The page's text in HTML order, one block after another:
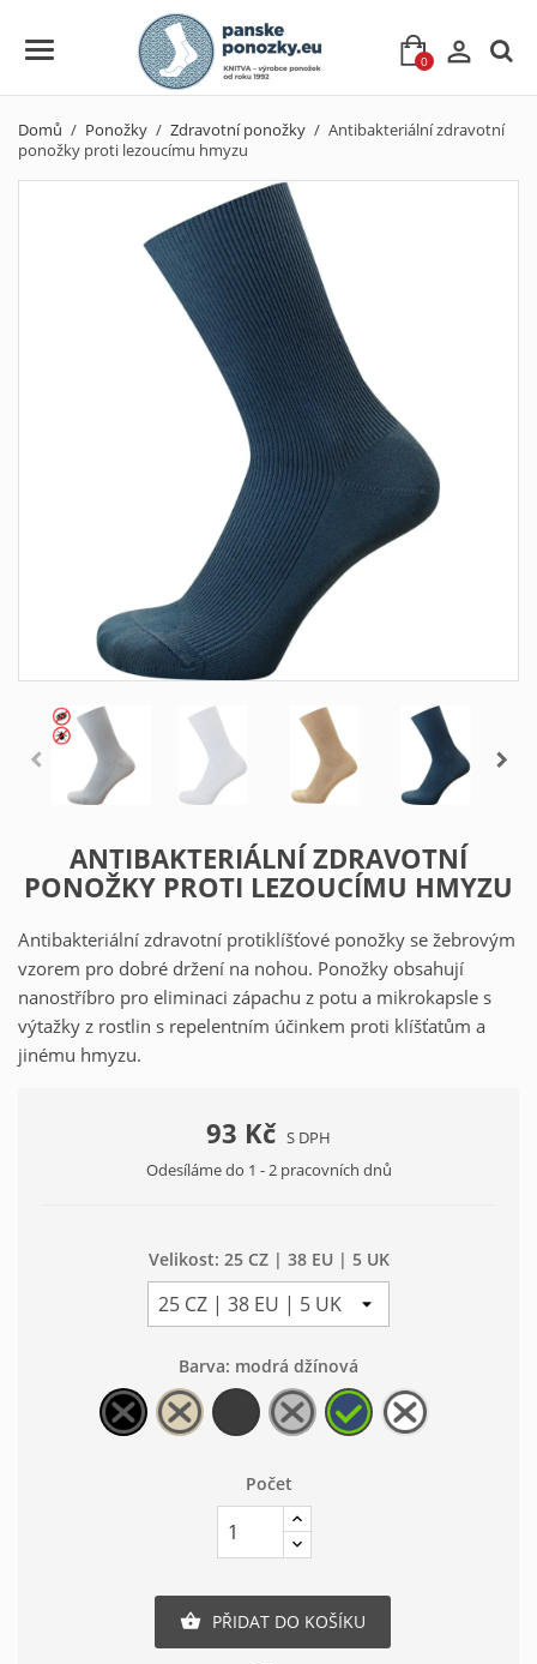
0 
Domů Ponožky Zdravotní ponožky
Antibakteriální zdravotní
ponožky proti lezoucímu hmyzu
ANTIBAKTERIÁLNÍ ZDRAVOTNÍ
PONOŽKY PROTI LEZOUCÍMU HMYZU
Antibakteriální zdravotní protiklíšťové ponožky se žebrovým
vzorem pro dobré držení na nohou. Ponožky obsahují
nanostříbro pro eliminaci zápachu z potu a mikrokapsle s
výtažky z rostlin s repelentním účinkem proti klíšťatům a
jinému hmyzu.
93 Kč S DPH
Odesíláme do 1 - 2 pracovních dnů
Velikost: 25 CZ | 38 EU | 5 UK
Barva: modrá džínová
černá béžová
šedá
šedá
modrábílá
Počet
 PŘIDAT DO KOŠÍKU